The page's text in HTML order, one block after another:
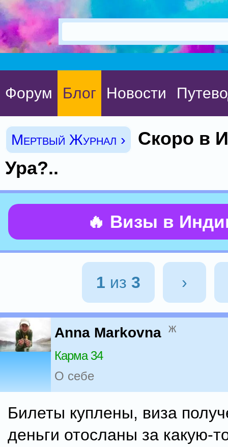
Форум Блог Новости
Мертвый Журнал ›
Скоро в
Ура?..
🔥 Визы в
1 из 3 ›
Anna Markovna ж
Карма 34
О себе
Билеты куплены, виза
деньги отосланы за какую-